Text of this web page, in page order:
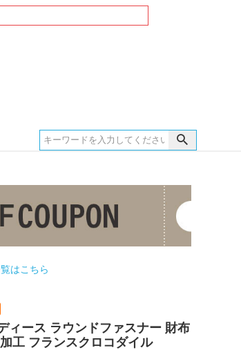
はこちら
ィース ラウンドファスナー 財布
工 フランスクロコダイル